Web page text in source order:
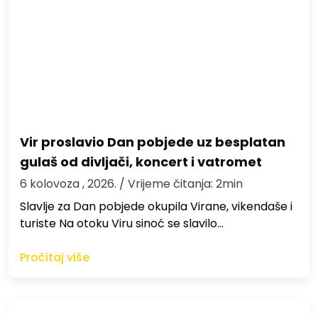
Vir proslavio Dan pobjede uz besplatan
gulaš od divljači, koncert i vatromet
6 kolovoza , 2026. / Vrijeme čitanja: 2min
Slavlje za Dan pobjede okupila Virane, vikendaše i
turiste Na otoku Viru sinoć se slavilo…
Pročitaj više